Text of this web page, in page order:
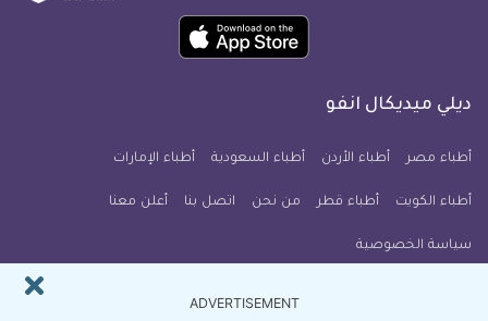
فيسبوكتويتر
ميديكال
يوتيوب
ميديكال
انفو
ميديكال
انفو
ميديكال
انفو
حمل
تطبيق
معلومة
للآيفون
ديلي ميديكال انفو
أطباء مصر أطباء الأردن أطباء السعودية أطباء الإمارات
أطباء الكويت أطباء قطر من نحن اتصل بنا أعلن معنا
سياسة الخصوصية
ADVERTISEMENT